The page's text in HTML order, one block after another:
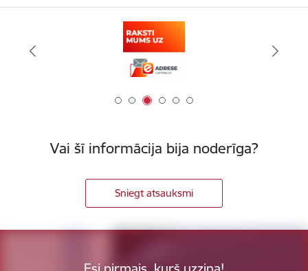
Vai šī informācija bija noderīga?
Sniegt atsauksmi